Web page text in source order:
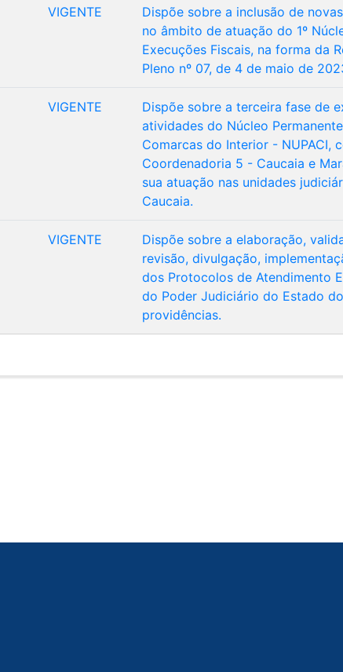
VIGENTE
Dispõe sobre a inclusão de
no âmbito de atuação do 1º
Execuções Fiscais, na forma da
Pleno nº 07, de 4 de maio de
VIGENTE
Dispõe sobre a terceira fase de
atividades do Núcleo
Comarcas do Interior - NUPACI,
Coordenadoria 5 - Caucaia e
sua atuação nas unidades
Caucaia.
VIGENTE
Dispõe sobre a elaboração,
revisão, divulgação,
dos Protocolos de Atendimento
do Poder Judiciário do Estado
providências.